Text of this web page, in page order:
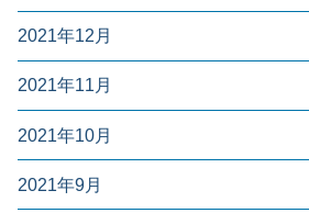
2021年12月
2021年11月
2021年10月
2021年9月